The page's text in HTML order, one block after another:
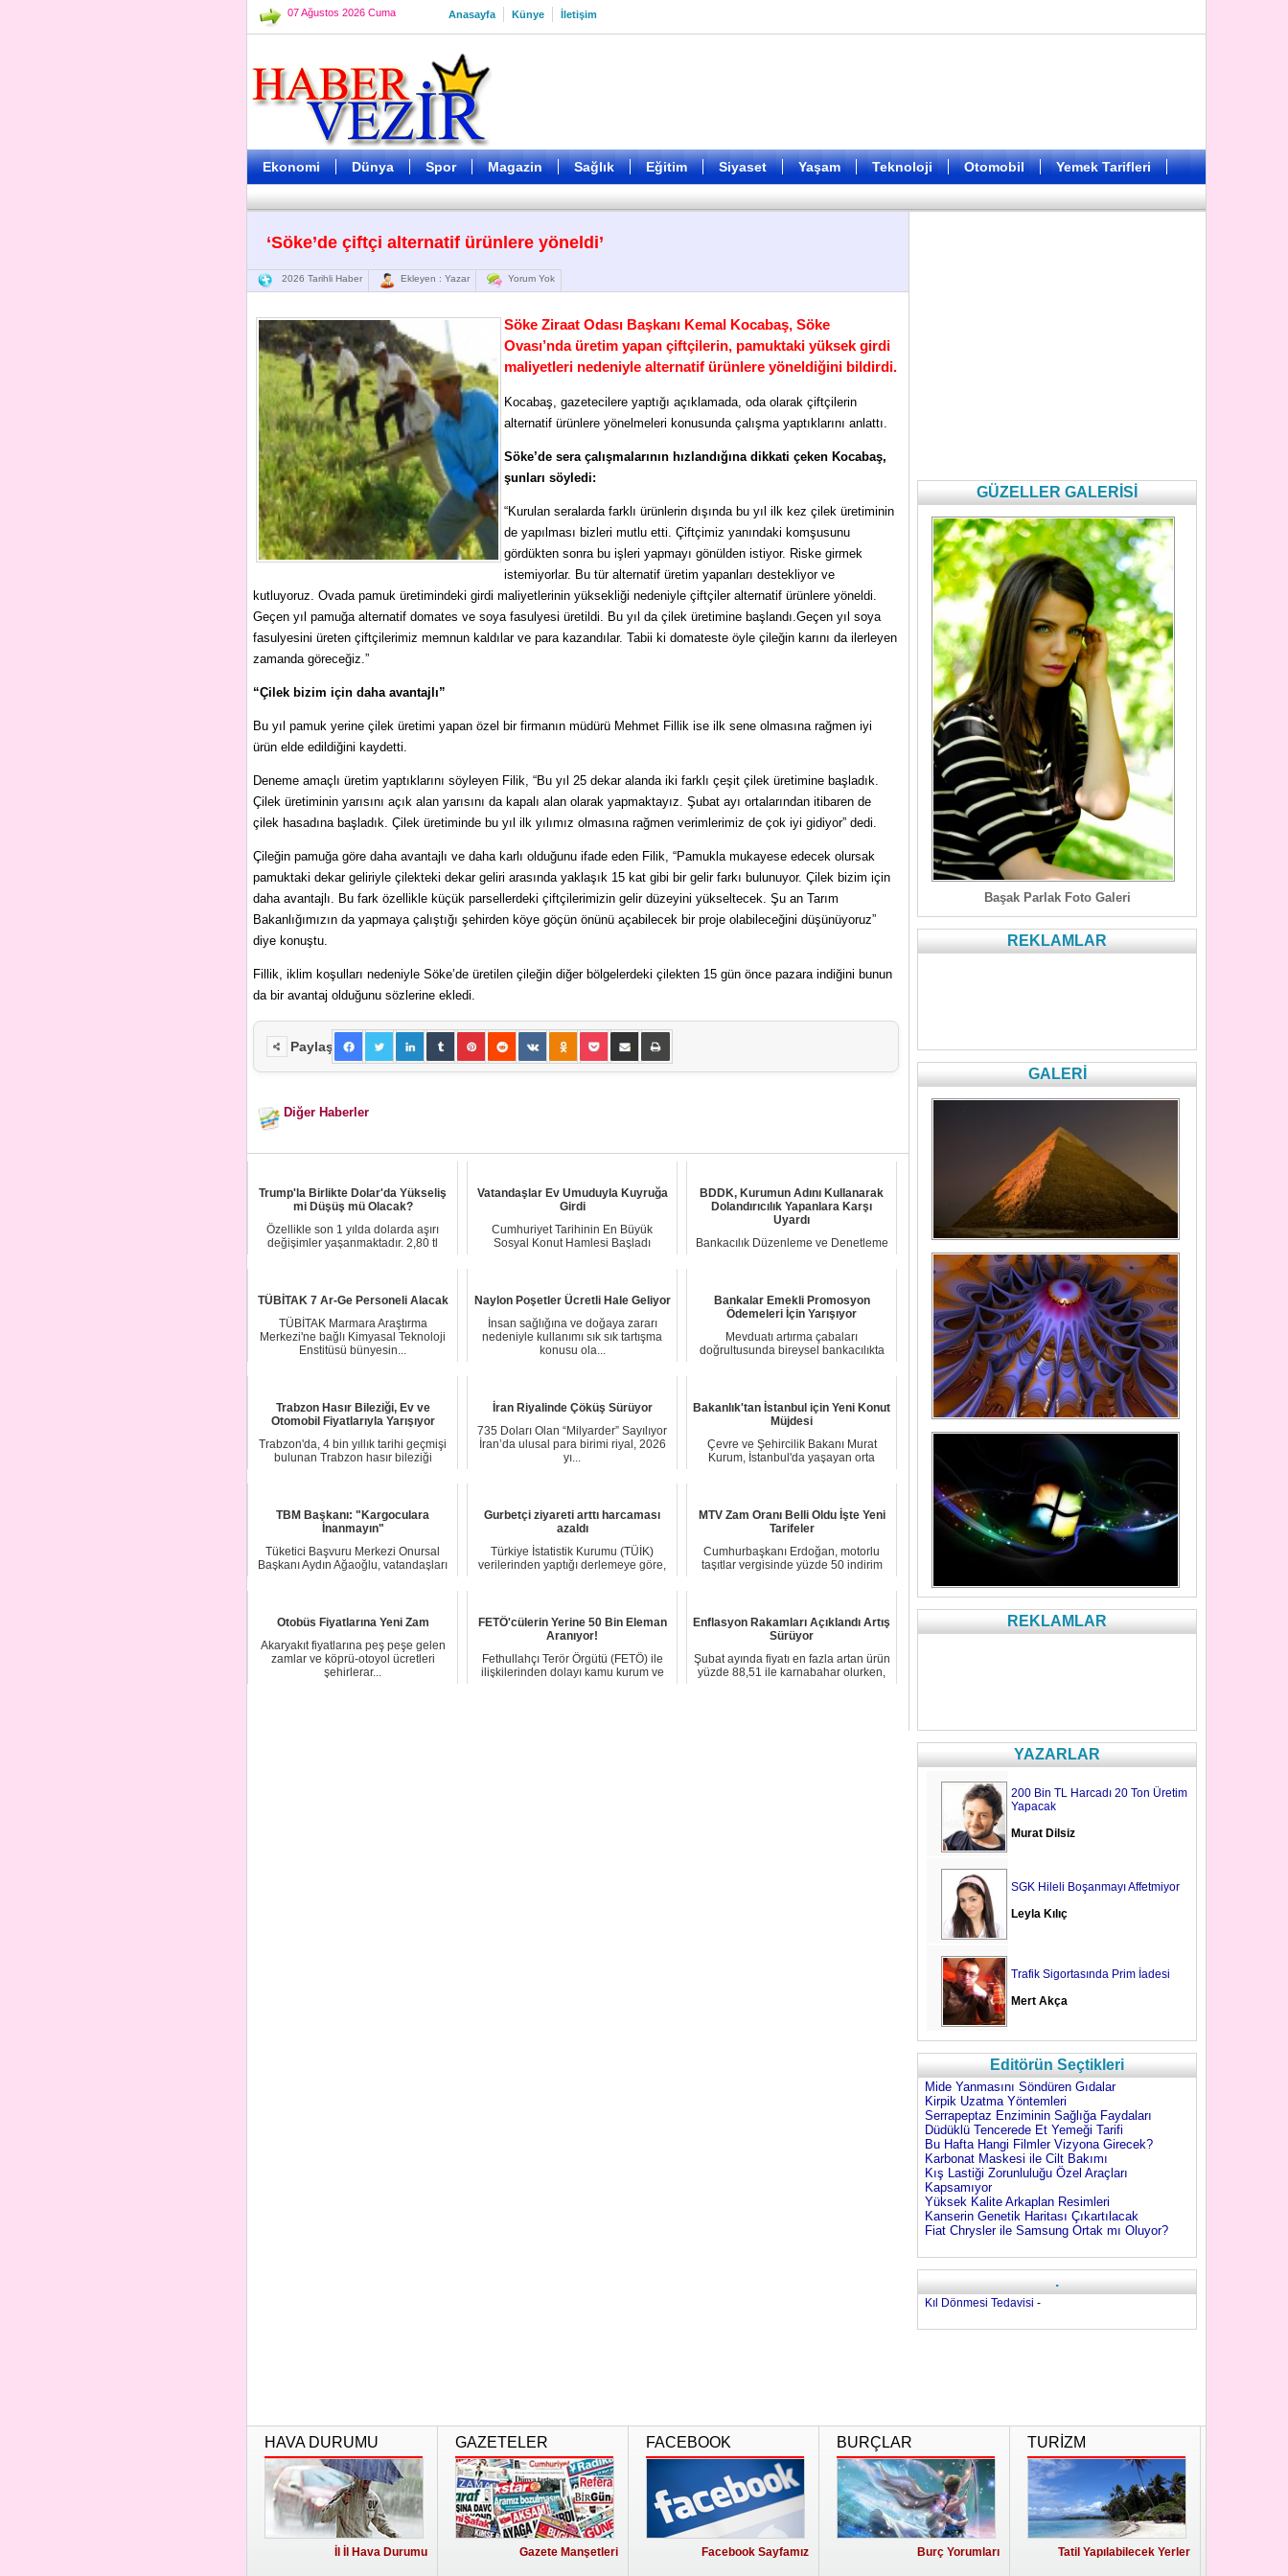
07 Ağustos 2026 Cuma Anasayfa Künye İletişim
Ekonomi Dünya Spor Magazin Sağlık Eğitim Siyaset Yaşam Teknoloji Otomobil Yemek Tarifleri
‘Söke’de çiftçi alternatif ürünlere yöneldi’
2026 Tarihli Haber Ekleyen : Yazar Yorum Yok
Söke Ziraat Odası Başkanı Kemal Kocabaş, Söke
Ovası’nda üretim yapan çiftçilerin, pamuktaki yüksek girdi
maliyetleri nedeniyle alternatif ürünlere yöneldiğini bildirdi.
Kocabaş, gazetecilere yaptığı açıklamada, oda olarak çiftçilerin
alternatif ürünlere yönelmeleri konusunda çalışma yaptıklarını anlattı.
Söke’de sera çalışmalarının hızlandığına dikkati çeken Kocabaş,
şunları söyledi:
“Kurulan seralarda farklı ürünlerin dışında bu yıl ilk kez çilek üretiminin
de yapılması bizleri mutlu etti. Çiftçimiz yanındaki komşusunu
gördükten sonra bu işleri yapmayı gönülden istiyor. Riske girmek
istemiyorlar. Bu tür alternatif üretim yapanları destekliyor ve
kutluyoruz. Ovada pamuk üretimindeki girdi maliyetlerinin yüksekliği nedeniyle çiftçiler alternatif ürünlere yöneldi.
Geçen yıl pamuğa alternatif domates ve soya fasulyesi üretildi. Bu yıl da çilek üretimine başlandı.Geçen yıl soya
fasulyesini üreten çiftçilerimiz memnun kaldılar ve para kazandılar. Tabii ki domateste öyle çileğin karını da ilerleyen
zamanda göreceğiz.”
“Çilek bizim için daha avantajlı”
Bu yıl pamuk yerine çilek üretimi yapan özel bir firmanın müdürü Mehmet Fillik ise ilk sene olmasına rağmen iyi
ürün elde edildiğini kaydetti.
Deneme amaçlı üretim yaptıklarını söyleyen Filik, “Bu yıl 25 dekar alanda iki farklı çeşit çilek üretimine başladık.
Çilek üretiminin yarısını açık alan yarısını da kapalı alan olarak yapmaktayız. Şubat ayı ortalarından itibaren de
çilek hasadına başladık. Çilek üretiminde bu yıl ilk yılımız olmasına rağmen verimlerimiz de çok iyi gidiyor” dedi.
Çileğin pamuğa göre daha avantajlı ve daha karlı olduğunu ifade eden Filik, “Pamukla mukayese edecek olursak
pamuktaki dekar geliriyle çilekteki dekar geliri arasında yaklaşık 15 kat gibi bir gelir farkı bulunuyor. Çilek bizim için
daha avantajlı. Bu fark özellikle küçük parsellerdeki çiftçilerimizin gelir düzeyini yükseltecek. Şu an Tarım
Bakanlığımızın da yapmaya çalıştığı şehirden köye göçün önünü açabilecek bir proje olabileceğini düşünüyoruz”
diye konuştu.
Fillik, iklim koşulları nedeniyle Söke’de üretilen çileğin diğer bölgelerdeki çilekten 15 gün önce pazara indiğini bunun
da bir avantaj olduğunu sözlerine ekledi.
Paylaş
Diğer Haberler
Trump'la Birlikte Dolar'da Yükseliş
mi Düşüş mü Olacak?
Özellikle son 1 yılda dolarda aşırı
değişimler yaşanmaktadır. 2,80 tl
Vatandaşlar Ev Umuduyla Kuyruğa
Girdi
Cumhuriyet Tarihinin En Büyük
Sosyal Konut Hamlesi Başladı
BDDK, Kurumun Adını Kullanarak
Dolandırıcılık Yapanlara Karşı
Uyardı
Bankacılık Düzenleme ve Denetleme
TÜBİTAK 7 Ar-Ge Personeli Alacak
TÜBİTAK Marmara Araştırma
Merkezi'ne bağlı Kimyasal Teknoloji
Enstitüsü bünyesin...
Naylon Poşetler Ücretli Hale Geliyor
İnsan sağlığına ve doğaya zararı
nedeniyle kullanımı sık sık tartışma
konusu ola...
Bankalar Emekli Promosyon
Ödemeleri İçin Yarışıyor
Mevduatı artırma çabaları
doğrultusunda bireysel bankacılıkta
Trabzon Hasır Bileziği, Ev ve
Otomobil Fiyatlarıyla Yarışıyor
Trabzon'da, 4 bin yıllık tarihi geçmişi
bulunan Trabzon hasır bileziği
İran Riyalinde Çöküş Sürüyor
735 Doları Olan “Milyarder” Sayılıyor
İran’da ulusal para birimi riyal, 2026
yı...
Bakanlık'tan İstanbul için Yeni Konut
Müjdesi
Çevre ve Şehircilik Bakanı Murat
Kurum, İstanbul'da yaşayan orta
TBM Başkanı: "Kargoculara
İnanmayın"
Tüketici Başvuru Merkezi Onursal
Başkanı Aydın Ağaoğlu, vatandaşları
Gurbetçi ziyareti arttı harcaması
azaldı
Türkiye İstatistik Kurumu (TÜİK)
verilerinden yaptığı derlemeye göre,
MTV Zam Oranı Belli Oldu İşte Yeni
Tarifeler
Cumhurbaşkanı Erdoğan, motorlu
taşıtlar vergisinde yüzde 50 indirim
Otobüs Fiyatlarına Yeni Zam
Akaryakıt fiyatlarına peş peşe gelen
zamlar ve köprü-otoyol ücretleri
şehirlerar...
FETÖ'cülerin Yerine 50 Bin Eleman
Aranıyor!
Fethullahçı Terör Örgütü (FETÖ) ile
ilişkilerinden dolayı kamu kurum ve
Enflasyon Rakamları Açıklandı Artış
Sürüyor
Şubat ayında fiyatı en fazla artan ürün
yüzde 88,51 ile karnabahar olurken,
GÜZELLER GALERİSİ
Başak Parlak Foto Galeri
REKLAMLAR
GALERİ
REKLAMLAR
YAZARLAR
200 Bin TL Harcadı 20 Ton Üretim
Yapacak
Murat Dilsiz
SGK Hileli Boşanmayı Affetmiyor
Leyla Kılıç
Trafik Sigortasında Prim İadesi
Mert Akça
Editörün Seçtikleri
Mide Yanmasını Söndüren Gıdalar
Kirpik Uzatma Yöntemleri
Serrapeptaz Enziminin Sağlığa Faydaları
Düdüklü Tencerede Et Yemeği Tarifi
Bu Hafta Hangi Filmler Vizyona Girecek?
Karbonat Maskesi ile Cilt Bakımı
Kış Lastiği Zorunluluğu Özel Araçları
Kapsamıyor
Yüksek Kalite Arkaplan Resimleri
Kanserin Genetik Haritası Çıkartılacak
Fiat Chrysler ile Samsung Ortak mı Oluyor?
.
Kıl Dönmesi Tedavisi -
HAVA DURUMU
İl İl Hava Durumu
GAZETELER
Gazete Manşetleri
FACEBOOK
Facebook Sayfamız
BURÇLAR
Burç Yorumları
TURİZM
Tatil Yapılabilecek Yerler